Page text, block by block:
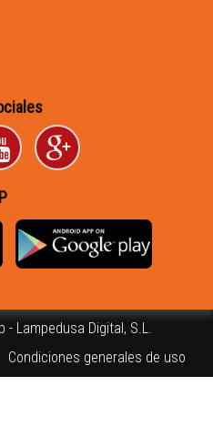
Lampedusa Digital, S.L.
Condiciones generales de uso